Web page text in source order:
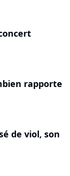
rapporte
de viol, son